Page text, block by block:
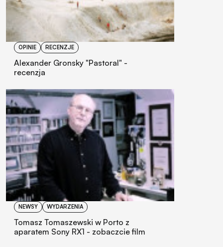
OPINIE RECENZJE
Alexander Gronsky "Pastoral" -
recenzja
NEWSY WYDARZENIA
Tomasz Tomaszewski w Porto z
aparatem Sony RX1 - zobaczcie film